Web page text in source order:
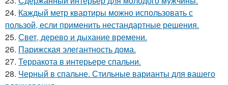
24. Каждый метр квартиры можно использовать с
пользой, если применить нестандартные решения.
25. Свет, дерево и дыхание времени.
26. Парижская элегантность дома.
27. Терракота в интерьере спальни.
28. Черный в спальне. Стильные варианты для вашего